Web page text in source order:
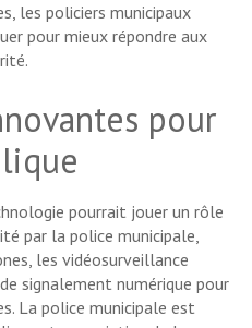
les policiers municipaux
pour mieux répondre aux
pour
pourrait jouer un rôle
par la police municipale,
les vidéosurveillance
signalement numérique pour
La police municipale est